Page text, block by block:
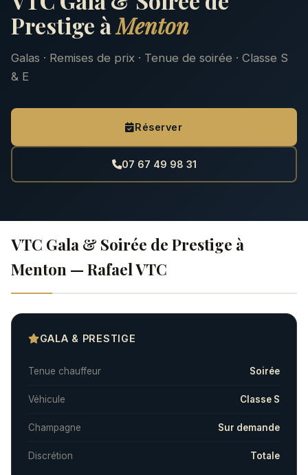
Prestige àMenton
Galas · Remises de prix · Tenue de soirée · Classe S
& E
Réserver
07 67 49 98 31
VTC Gala & Soirée de Prestige à
Menton — Rafael VTC
GALA & PRESTIGE
Tenue chauffeur Soirée
Véhicule Classe S
Champagne Sur demande
Discrétion Totale